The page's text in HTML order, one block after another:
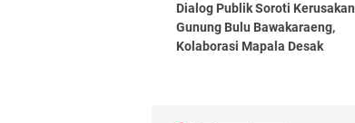
Dialog Publik Soroti Kerusakan
Gunung Bulu Bawakaraeng,
Kolaborasi Mapala Desak